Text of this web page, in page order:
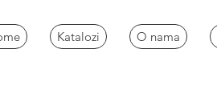
Katalozi O nama